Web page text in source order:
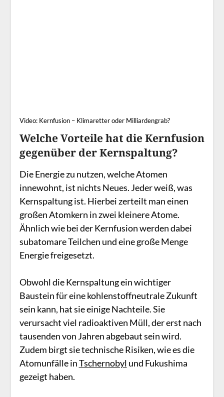
Video: Kernfusion – Klimaretter oder Milliardengrab?
Welche Vorteile hat die Kernfusion
gegenüber der Kernspaltung?
Die Energie zu nutzen, welche Atomen
innewohnt, ist nichts Neues. Jeder weiß, was
Kernspaltung ist. Hierbei zerteilt man einen
großen Atomkern in zwei kleinere Atome.
Ähnlich wie bei der Kernfusion werden dabei
subatomare Teilchen und eine große Menge
Energie freigesetzt.
Obwohl die Kernspaltung ein wichtiger
Baustein für eine kohlenstoffneutrale Zukunft
sein kann, hat sie einige Nachteile. Sie
verursacht viel radioaktiven Müll, der erst nach
tausenden von Jahren abgebaut sein wird.
Zudem birgt sie technische Risiken, wie es die
Atomunfälle inTschernobyl und Fukushima
gezeigt haben.